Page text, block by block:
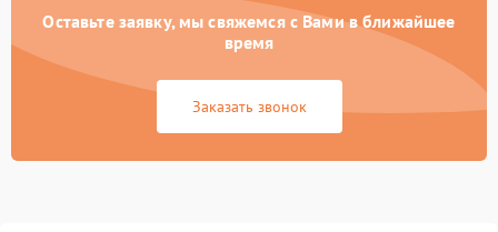
Оставьте заявку, мы свяжемся с Вами в ближайшее
время
Заказать звонок